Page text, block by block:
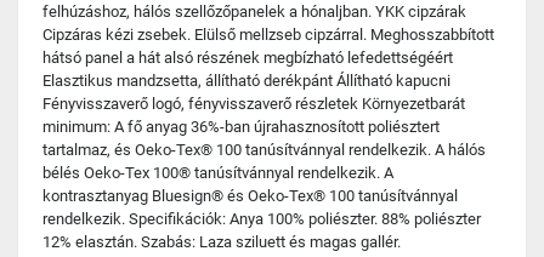
felhúzáshoz, hálós szellőzőpanelek a hónaljban. YKK cipzárak
Cipzáras kézi zsebek. Elülső mellzseb cipzárral. Meghosszabbított
hátsó panel a hát alsó részének megbízható lefedettségéért
Elasztikus mandzsetta, állítható derékpánt Állítható kapucni
Fényvisszaverő logó, fényvisszaverő részletek Környezetbarát
minimum: A fő anyag 36%-ban újrahasznosított poliésztert
tartalmaz, és Oeko-Tex® 100 tanúsítvánnyal rendelkezik. A hálós
bélés Oeko-Tex 100® tanúsítvánnyal rendelkezik. A
kontrasztanyag Bluesign® és Oeko-Tex® 100 tanúsítvánnyal
rendelkezik. Specifikációk: Anya 100% poliészter. 88% poliészter
12% elasztán. Szabás: Laza sziluett és magas gallér.